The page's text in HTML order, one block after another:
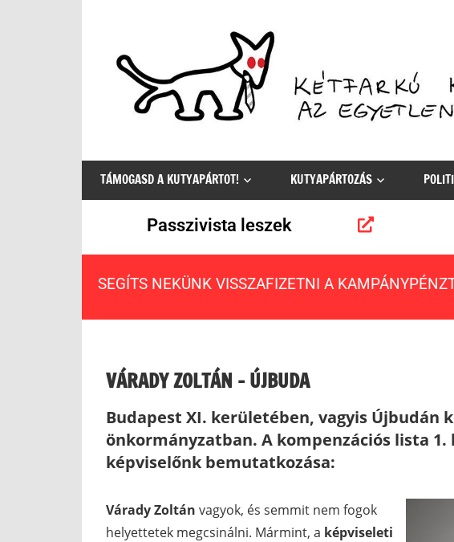
egyetlen
értelmes
választás
TÁMOGASD A KUTYAPÁRTOT! KUTYAPÁRTOZÁS
Passzivista leszek
SEGÍTS NEKÜNK VISSZAFIZETNI A
VÁRADY ZOLTÁN – ÚJBUDA
Budapest XI. kerületében, vagyis Újbudán
önkormányzatban. A kompenzációs lista
képviselőnk bemutatkozása:
Várady Zoltán vagyok, és semmit nem fogok
helyettetek megcsinálni. Mármint, a képviseleti